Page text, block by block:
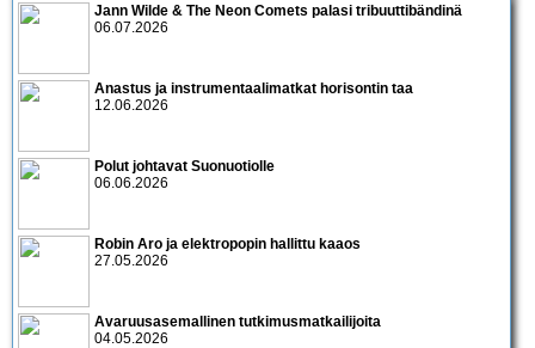
Jann Wilde & The Neon Comets palasi tribuuttibändinä
06.07.2026
Anastus ja instrumentaalimatkat horisontin taa
12.06.2026
Polut johtavat Suonuotiolle
06.06.2026
Robin Aro ja elektropopin hallittu kaaos
27.05.2026
Avaruusasemallinen tutkimusmatkailijoita
04.05.2026